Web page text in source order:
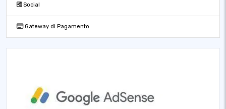
Social
Gateway di Pagamento